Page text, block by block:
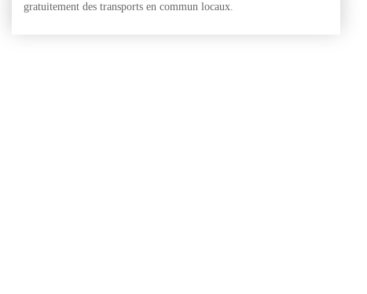
gratuitement des transports en commun locaux.